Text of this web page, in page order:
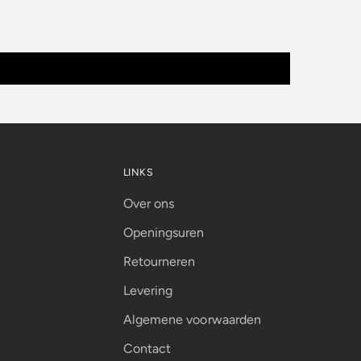
LINKS
Over ons
Openingsuren
Retourneren
Levering
Algemene voorwaarden
Contact